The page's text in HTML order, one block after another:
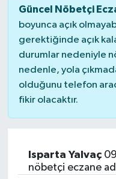
Güncel Nöbetçi
boyunca açık
gerektiğinde açık
durumlar nedeniyle
nedenle, yola
olduğunu telefon
fikir olacaktır.
Isparta Yalvaç09
nöbetçi eczane